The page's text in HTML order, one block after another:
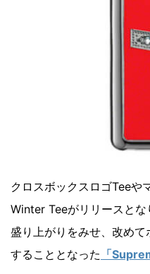
クロスボックスロゴTeeや
Winter Teeがリリースと
盛り上がりをみせ、改め
することとなった 「